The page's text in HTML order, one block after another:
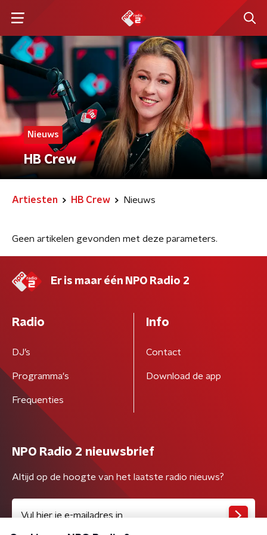
Nieuws
HB Crew
Artiesten HB Crew Nieuws
Geen artikelen gevonden met deze parameters.
Er is maar één NPO Radio 2
Radio
DJ’s
Programma's
Frequenties
Info
Contact
Download de app
NPO Radio 2 nieuwsbrief
Altijd op de hoogte van het laatste radio nieuws?